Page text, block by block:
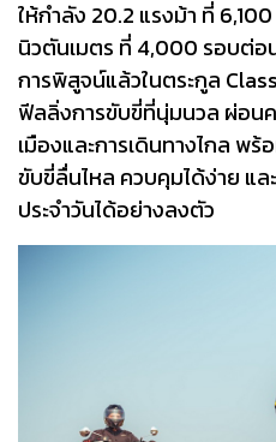
ให้กำลัง 20.2 แรงม้า ที่
นิวตันเมตร ที่ 4,000 รอบต่อ
การพิสูจน์แล้วในตระกูล
ฟีลลิ่งการขับขี่ที่นุ่มนวล ผ่อนค
เมืองและการเดินทางไกล พ
ขับขี่ลื่นไหล ควบคุมได้ง่าย แล
ประจำวันได้อย่างลงตัว